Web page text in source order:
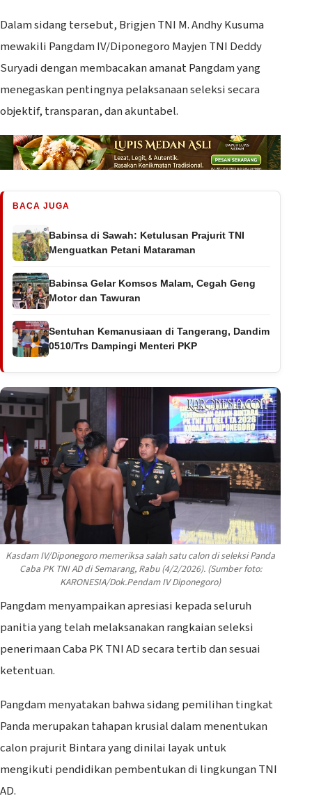
Dalam sidang tersebut, Brigjen TNI M. Andhy Kusuma
mewakili Pangdam IV/Diponegoro Mayjen TNI Deddy
Suryadi dengan membacakan amanat Pangdam yang
menegaskan pentingnya pelaksanaan seleksi secara
objektif, transparan, dan akuntabel.
BACA JUGA
Babinsa di Sawah: Ketulusan Prajurit TNI
Menguatkan Petani Mataraman
Babinsa Gelar Komsos Malam, Cegah Geng
Motor dan Tawuran
Sentuhan Kemanusiaan di Tangerang, Dandim
0510/Trs Dampingi Menteri PKP
Kasdam IV/Diponegoro memeriksa salah satu calon di seleksi Panda
Caba PK TNI AD di Semarang, Rabu (4/2/2026). (Sumber foto:
KARONESIA/Dok.Pendam IV Diponegoro)
Pangdam menyampaikan apresiasi kepada seluruh
panitia yang telah melaksanakan rangkaian seleksi
penerimaan Caba PK TNI AD secara tertib dan sesuai
ketentuan.
Pangdam menyatakan bahwa sidang pemilihan tingkat
Panda merupakan tahapan krusial dalam menentukan
calon prajurit Bintara yang dinilai layak untuk
mengikuti pendidikan pembentukan di lingkungan TNI
AD.